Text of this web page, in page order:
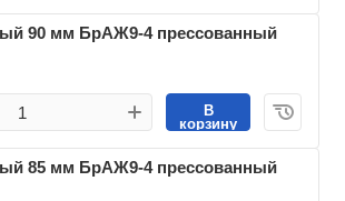
90 мм БрАЖ9-4 прессованный
В
корзину
85 мм БрАЖ9-4 прессованный